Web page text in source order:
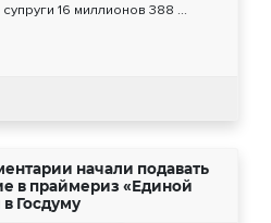
16 миллионов 388 ...
начали подавать
в праймериз «Единой
Госдуму